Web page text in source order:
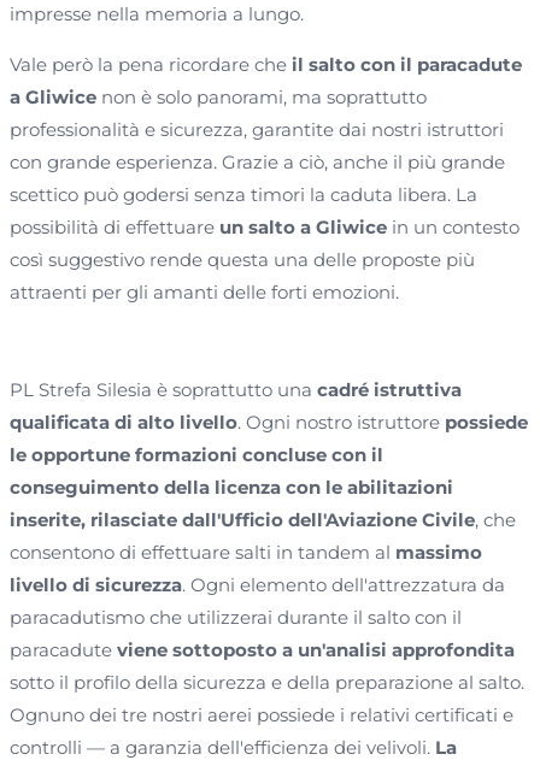
impresse nella memoria a lungo.
Vale però la pena ricordare che il salto con il paracadute
a Gliwice non è solo panorami, ma soprattutto
professionalità e sicurezza, garantite dai nostri istruttori
con grande esperienza. Grazie a ciò, anche il più grande
scettico può godersi senza timori la caduta libera. La
possibilità di effettuare un salto a Gliwice in un contesto
così suggestivo rende questa una delle proposte più
attraenti per gli amanti delle forti emozioni.
PL Strefa Silesia è soprattutto una cadré istruttiva
qualificata di alto livello. Ogni nostro istruttore possiede
le opportune formazioni concluse con il
conseguimento della licenza con le abilitazioni
inserite, rilasciate dall'Ufficio dell'Aviazione Civile, che
consentono di effettuare salti in tandem al massimo
livello di sicurezza. Ogni elemento dell'attrezzatura da
paracadutismo che utilizzerai durante il salto con il
paracadute viene sottoposto a un'analisi approfondita
sotto il profilo della sicurezza e della preparazione al salto.
Ognuno dei tre nostri aerei possiede i relativi certificati e
controlli — a garanzia dell'efficienza dei velivoli. La